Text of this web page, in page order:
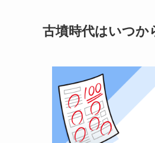
古墳時代はいつか